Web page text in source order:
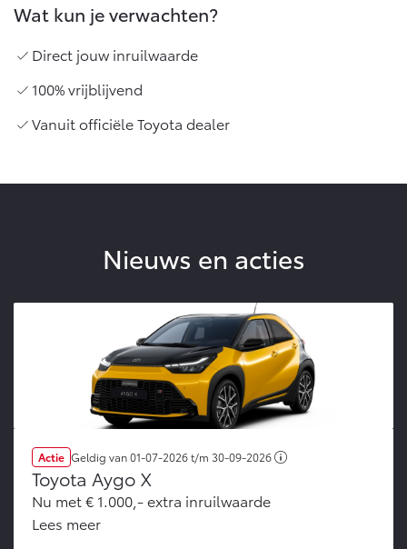
Wat kun je verwachten?
Direct jouw inruilwaarde
100% vrijblijvend
Vanuit officiële Toyota dealer
Nieuws en acties
Actie Geldig van01-07-2026t/m 30-09-2026
Toyota Aygo X
Nu met € 1.000,- extra inruilwaarde
Lees meer